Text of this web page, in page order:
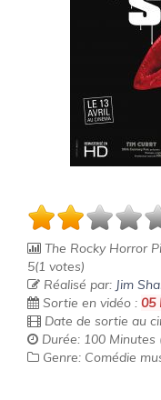
The Rocky Horror
5(1 votes)
Réalisé par: Jim
Sortie en vidéo : 05
Date de sortie au
Durée: 100 Minutes
Genre: Comédie